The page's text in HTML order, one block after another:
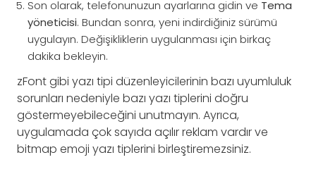
Son olarak, telefonunuzun ayarlarına gidin ve Tema
yöneticisi. Bundan sonra, yeni indirdiğiniz sürümü
uygulayın. Değişikliklerin uygulanması için birkaç
dakika bekleyin.
zFont gibi yazı tipi düzenleyicilerinin bazı uyumluluk
sorunları nedeniyle bazı yazı tiplerini doğru
göstermeyebileceğini unutmayın. Ayrıca,
uygulamada çok sayıda açılır reklam vardır ve
bitmap emoji yazı tiplerini birleştiremezsiniz.